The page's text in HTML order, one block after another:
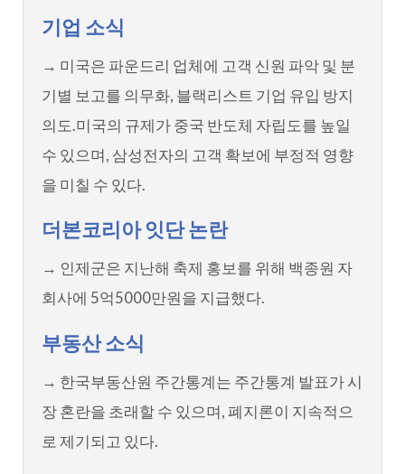
기업 소식
→ 미국은 파운드리 업체에 고객 신원 파악 및 분
기별 보고를 의무화, 블랙리스트 기업 유입 방지
의도.미국의 규제가 중국 반도체 자립도를 높일
수 있으며, 삼성전자의 고객 확보에 부정적 영향
을 미칠 수 있다.
더본코리아 잇단 논란
→ 인제군은 지난해 축제 홍보를 위해 백종원 자
회사에 5억5000만원을 지급했다.
부동산 소식
→ 한국부동산원 주간통계는 주간통계 발표가 시
장 혼란을 초래할 수 있으며, 폐지론이 지속적으
로 제기되고 있다.